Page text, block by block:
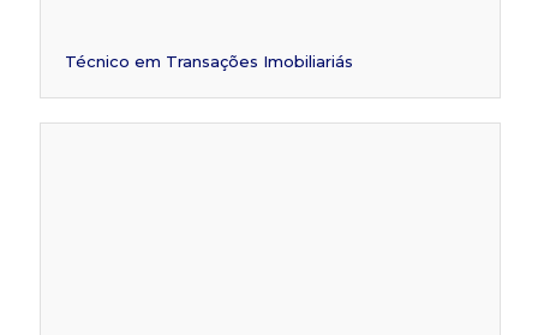
Técnico em Transações Imobiliariás